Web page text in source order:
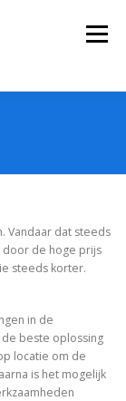
Menu
Vandaar dat steeds
door de hoge prijs
steeds korter.
in de
beste oplossing
locatie om de
is het mogelijk